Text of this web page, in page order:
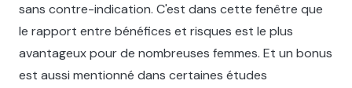
sans contre-indication. C'est dans cette fenêtre que
le rapport entre bénéfices et risques est le plus
avantageux pour de nombreuses femmes. Et un bonus
est aussi mentionné dans certaines études